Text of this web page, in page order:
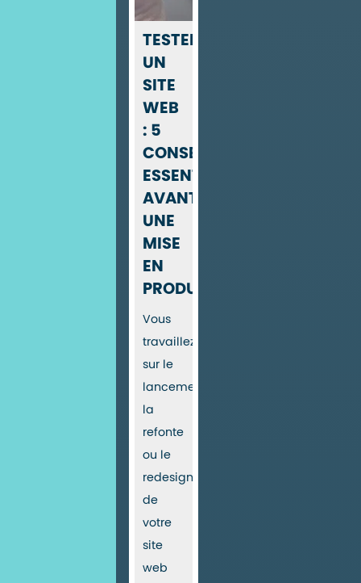
TESTER
UN
SITE
WEB
: 5
CONSEILS
ESSENTIELS
AVANT
UNE
MISE
EN
PRODUCTION
Vous
travaillez
sur le
lancement,
la
refonte
ou le
redesign
de
votre
site
web